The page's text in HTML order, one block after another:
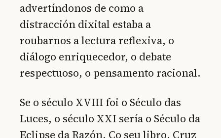
advertíndonos de como a
distracción dixital estaba a
roubarnos a lectura reflexiva, o
diálogo enriquecedor, o debate
respectuoso, o pensamento racional.
Se o século XVIII foi o Século das
Luces, o século XXI sería o Século da
Eclipse da Razón. Co seu libro, Cruz